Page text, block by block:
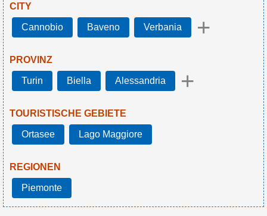
CITY
Cannobio Baveno Verbania +
PROVINZ
Turin Biella Alessandria +
TOURISTISCHE GEBIETE
Ortasee Lago Maggiore
REGIONEN
Piemonte